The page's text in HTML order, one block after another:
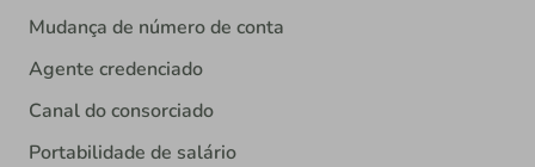
Mudança de número de conta
Agente credenciado
Canal do consorciado
Portabilidade de salário